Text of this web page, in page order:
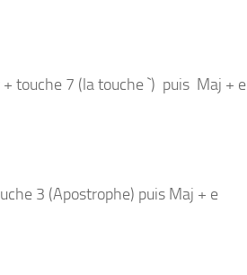
+ touche 7 (la touche `) puis Maj + e
3 (Apostrophe) puis Maj + e